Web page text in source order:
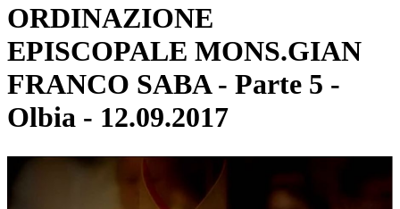
ORDINAZIONE
EPISCOPALE MONS.GIAN
FRANCO SABA - Parte 5 -
Olbia - 12.09.2017